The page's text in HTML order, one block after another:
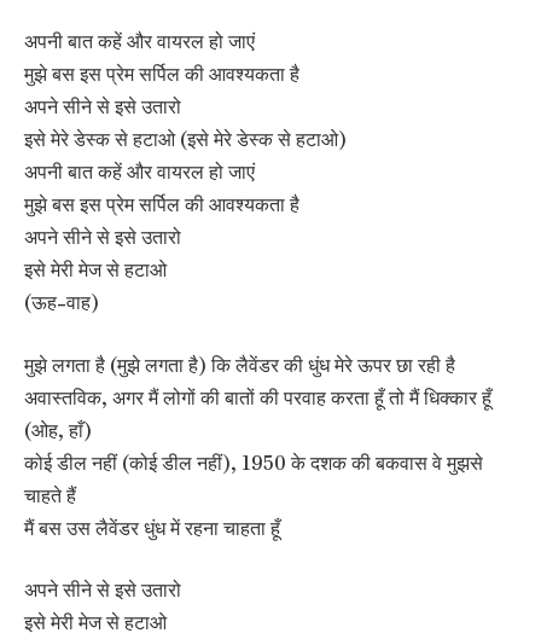
अपनी बात कहें और वायरल हो जाएं
मुझे बस इस प्रेम सर्पिल की आवश्यकता है
अपने सीने से इसे उतारो
इसे मेरे डेस्क से हटाओ (इसे मेरे डेस्क से हटाओ)
अपनी बात कहें और वायरल हो जाएं
मुझे बस इस प्रेम सर्पिल की आवश्यकता है
अपने सीने से इसे उतारो
इसे मेरी मेज से हटाओ
(ऊह-वाह)
मुझे लगता है (मुझे लगता है) कि लैवेंडर की धुंध मेरे ऊपर छा रही है
अवास्तविक, अगर मैं लोगों की बातों की परवाह करता हूँ तो मैं धिक्कार हूँ
(ओह, हाँ)
कोई डील नहीं (कोई डील नहीं), 1950 के दशक की बकवास वे मुझसे
चाहते हैं
मैं बस उस लैवेंडर धुंध में रहना चाहता हूँ
अपने सीने से इसे उतारो
इसे मेरी मेज से हटाओ